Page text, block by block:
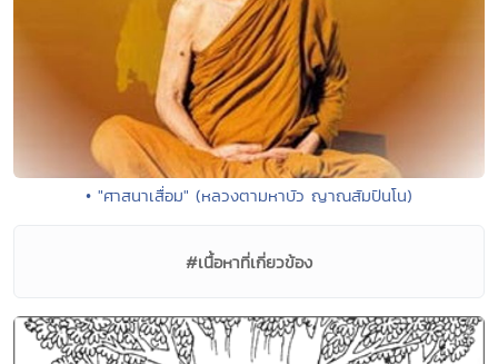
• "ศาสนาเสื่อม" (หลวงตามหาบัว ญาณสัมปันโน)
#เนื้อหาที่เกี่ยวข้อง